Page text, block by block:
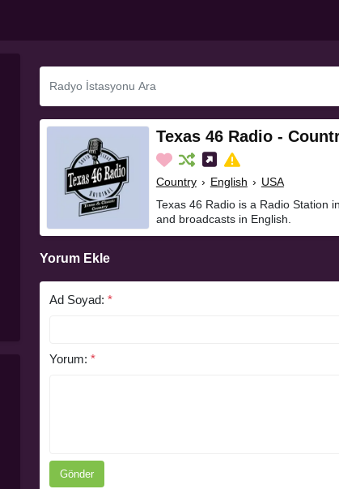
Texas 46 Radio -
Country › English › USA
Texas 46 Radio is a Radio Station
and broadcasts in English.
Yorum Ekle
Ad Soyad: *
Yorum: *
Gönder